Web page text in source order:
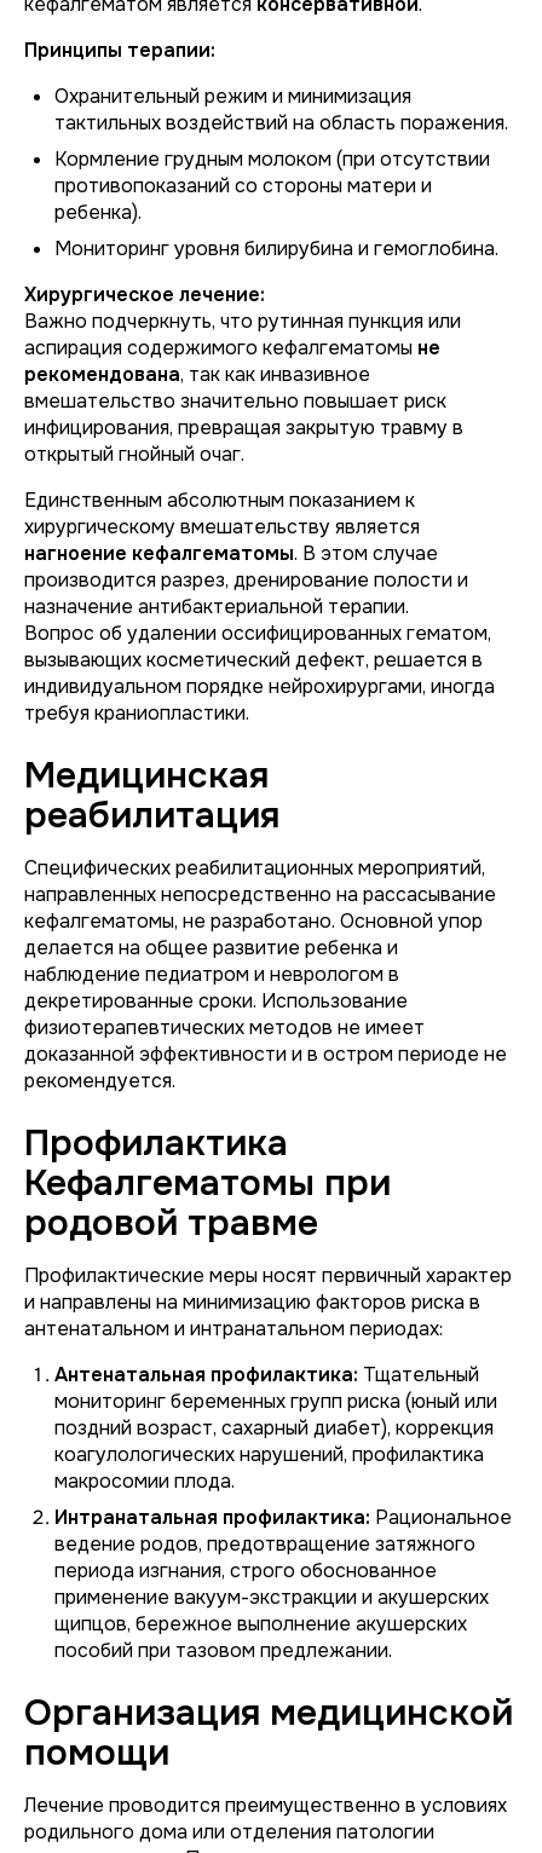
Принципы терапии:
Охранительный режим и минимизация
тактильных воздействий на область поражения.
Кормление грудным молоком (при отсутствии
противопоказаний со стороны матери и
ребенка).
Мониторинг уровня билирубина и гемоглобина.
Хирургическое лечение:
Важно подчеркнуть, что рутинная пункция или
аспирация содержимого кефалгематомы не
рекомендована, так как инвазивное
вмешательство значительно повышает риск
инфицирования, превращая закрытую травму в
открытый гнойный очаг.
Единственным абсолютным показанием к
хирургическому вмешательству является
нагноение кефалгематомы. В этом случае
производится разрез, дренирование полости и
назначение антибактериальной терапии.
Вопрос об удалении оссифицированных гематом,
вызывающих косметический дефект, решается в
индивидуальном порядке нейрохирургами, иногда
требуя краниопластики.
Медицинская
реабилитация
Специфических реабилитационных мероприятий,
направленных непосредственно на рассасывание
кефалгематомы, не разработано. Основной упор
делается на общее развитие ребенка и
наблюдение педиатром и неврологом в
декретированные сроки. Использование
физиотерапевтических методов не имеет
доказанной эффективности и в остром периоде не
рекомендуется.
Профилактика
Кефалгематомы при
родовой травме
Профилактические меры носят первичный характер
и направлены на минимизацию факторов риска в
антенатальном и интранатальном периодах:
Антенатальная профилактика: Тщательный
мониторинг беременных групп риска (юный или
поздний возраст, сахарный диабет), коррекция
коагулологических нарушений, профилактика
макросомии плода.
Интранатальная профилактика: Рациональное
ведение родов, предотвращение затяжного
периода изгнания, строго обоснованное
применение вакуум-экстракции и акушерских
щипцов, бережное выполнение акушерских
пособий при тазовом предлежании.
Организация медицинской
помощи
Лечение проводится преимущественно в условиях
родильного дома или отделения патологии